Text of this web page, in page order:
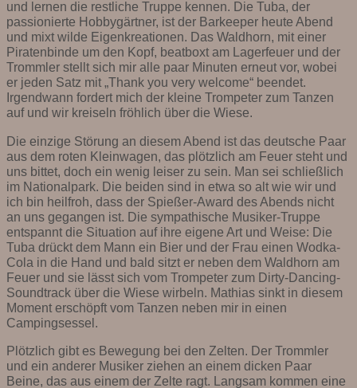
und lernen die restliche Truppe kennen. Die Tuba, der
passionierte Hobbygärtner, ist der Barkeeper heute Abend
und mixt wilde Eigenkreationen. Das Waldhorn, mit einer
Piratenbinde um den Kopf, beatboxt am Lagerfeuer und der
Trommler stellt sich mir alle paar Minuten erneut vor, wobei
er jeden Satz mit „Thank you very welcome“ beendet.
Irgendwann fordert mich der kleine Trompeter zum Tanzen
auf und wir kreiseln fröhlich über die Wiese.
Die einzige Störung an diesem Abend ist das deutsche Paar
aus dem roten Kleinwagen, das plötzlich am Feuer steht und
uns bittet, doch ein wenig leiser zu sein. Man sei schließlich
im Nationalpark. Die beiden sind in etwa so alt wie wir und
ich bin heilfroh, dass der Spießer-Award des Abends nicht
an uns gegangen ist. Die sympathische Musiker-Truppe
entspannt die Situation auf ihre eigene Art und Weise: Die
Tuba drückt dem Mann ein Bier und der Frau einen Wodka-
Cola in die Hand und bald sitzt er neben dem Waldhorn am
Feuer und sie lässt sich vom Trompeter zum Dirty-Dancing-
Soundtrack über die Wiese wirbeln. Mathias sinkt in diesem
Moment erschöpft vom Tanzen neben mir in einen
Campingsessel.
Plötzlich gibt es Bewegung bei den Zelten. Der Trommler
und ein anderer Musiker ziehen an einem dicken Paar
Beine, das aus einem der Zelte ragt. Langsam kommen eine